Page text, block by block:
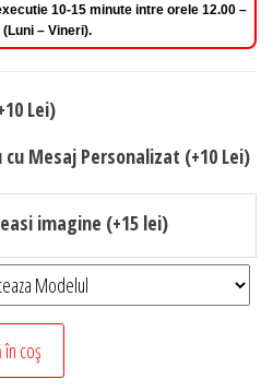
10-15 minute intre orele 12.00 –
(Luni – Vineri).
Lei)
Mesaj Personalizat (+10 Lei)
imagine (+15 lei)
în coș